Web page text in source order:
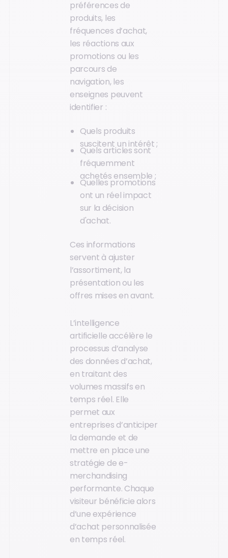
préférences de
produits, les
fréquences d’achat,
les réactions aux
promotions ou les
parcours de
navigation, les
enseignes peuvent
identifier :
Quels produits
suscitent un intérêt ;
Quels articles sont
fréquemment
achetés ensemble ;
Quelles promotions
ont un réel impact
sur la décision
d'achat.
Ces informations
servent à ajuster
l’assortiment, la
présentation ou les
offres mises en avant.
L’intelligence
artificielle accélère le
processus d’analyse
des données d’achat,
en traitant des
volumes massifs en
temps réel. Elle
permet aux
entreprises d’anticiper
la demande et de
mettre en place une
stratégie de e-
merchandising
performante. Chaque
visiteur bénéficie alors
d’une expérience
d’achat personnalisée
en temps réel.